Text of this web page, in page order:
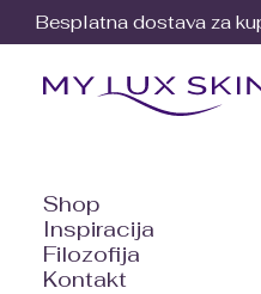
Besplatna dostava za
Shop
Inspiracija
Filozofija
Kontakt